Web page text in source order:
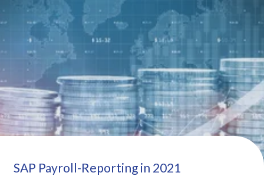
SAP Payroll-Reporting in 2021